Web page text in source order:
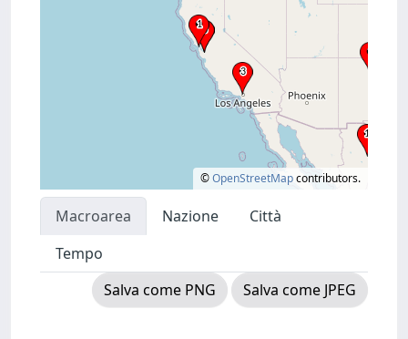
©OpenStreetMapcontributors.
Macroarea Nazione
Città
Tempo
Salva come PNG
Salva come JPEG